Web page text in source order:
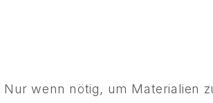
Nur wenn nötig, um Materialien